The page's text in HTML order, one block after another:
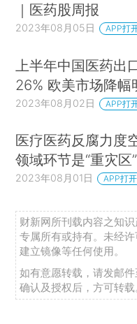
｜医药股周报
2023年08月05日 APP打
上半年中国医药出
26% 欧美市场降幅
2023年08月02日 APP打
医疗医药反腐力度
领域环节是“重灾区
2023年08月01日 APP打开
财新网所刊载内容之知
专属所有或持有。未经
建立镜像等任何使用。
如有意愿转载，请发邮件
确认及授权后，方可转载